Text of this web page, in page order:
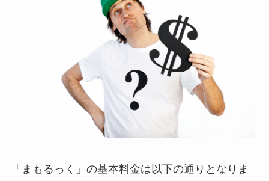
「まもるっく」の基本料金は以下の通りとなりま